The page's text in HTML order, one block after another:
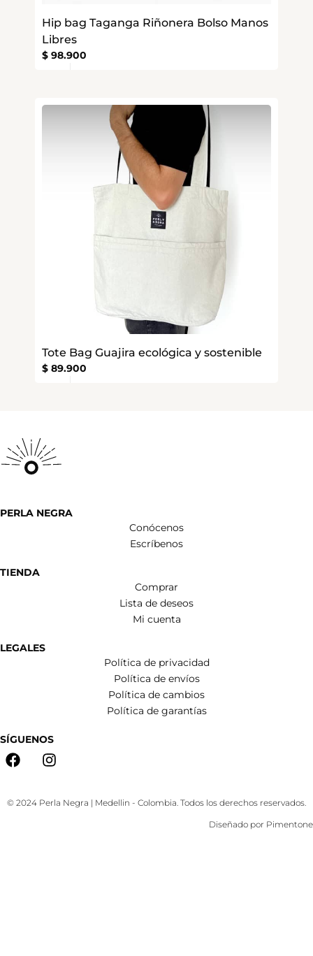
Hip bag Taganga Riñonera Bolso Manos
Libres
$ 98.900
Tote Bag Guajira ecológica y sostenible
$ 89.900
PERLA NEGRA
Conócenos
Escríbenos
TIENDA
Comprar
Lista de deseos
Mi cuenta
LEGALES
Política de privacidad
Política de envíos
Política de cambios
Política de garantías
SÍGUENOS
© 2024 Perla Negra | Medellin - Colombia. Todos los derechos reservados.
Diseñado por Pimentone